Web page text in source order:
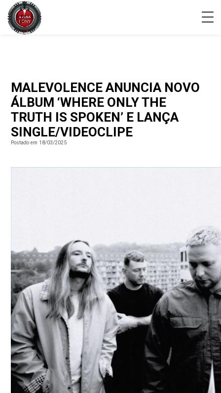
MALEVOLENCE ANUNCIA NOVO
ÁLBUM ‘WHERE ONLY THE
TRUTH IS SPOKEN’ E LANÇA
SINGLE/VIDEOCLIPE
Postado em 18/03/2025